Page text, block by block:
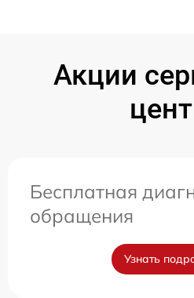
Акции
Бесплатная
обращения
Узнать